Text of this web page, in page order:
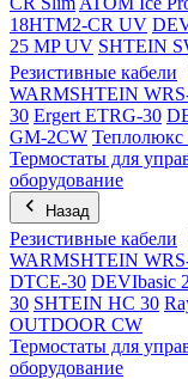
18HTM2-CR UV
25 MP UV SHTEIN
Резистивные кабели
WARMSHTEIN
30 Ergert ETRG-30
GM-2CW
Термостаты для
оборудование
Назад
Резистивные кабели
WARMSHTEIN
DTCE-30 DEVIbasic
30 SHTEIN HC 30
OUTDOOR CW
Термостаты для
оборудование